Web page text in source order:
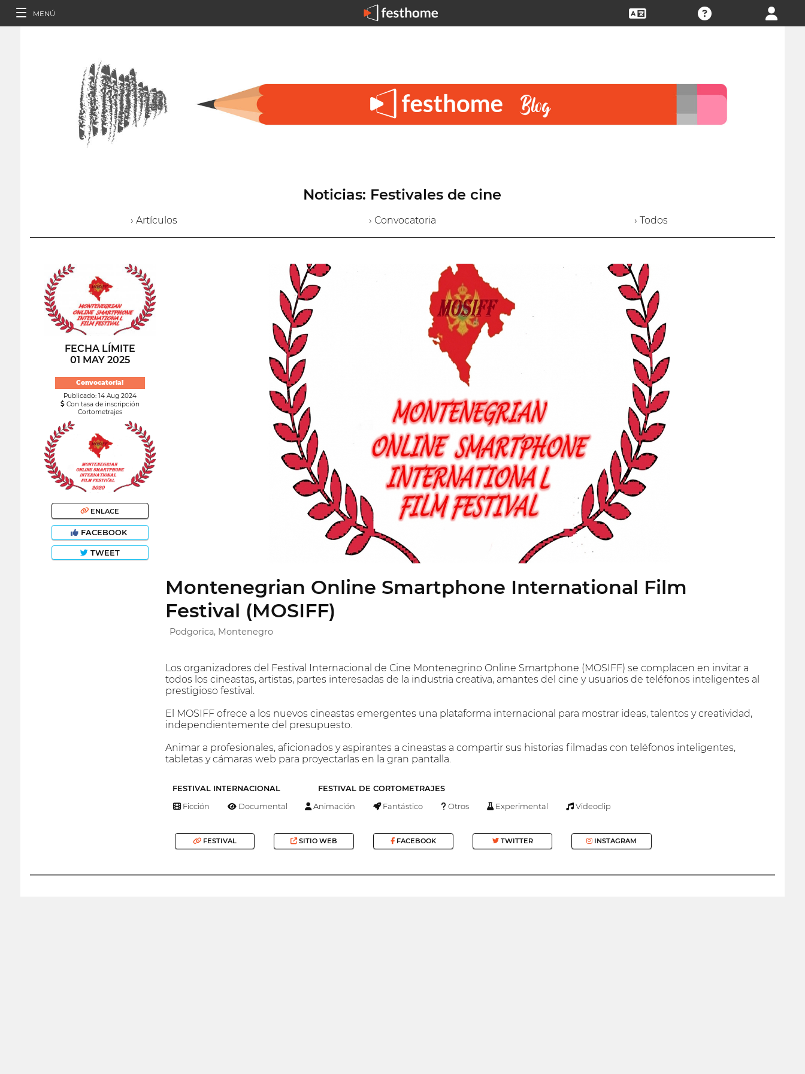
MENÚ
Noticias: Festivales de cine
› Artículos › Convocatoria › Todos
FECHA LÍMITE
01 MAY 2025
Convocatoria!
Publicado: 14 Aug 2024
Con tasa de inscripción
Cortometrajes
ENLACE
FACEBOOK
TWEET
Montenegrian Online Smartphone International Film
Festival (MOSIFF)
Podgorica, Montenegro
Los organizadores del Festival Internacional de Cine Montenegrino Online Smartphone (MOSIFF) se complacen en invitar a
todos los cineastas, artistas, partes interesadas de la industria creativa, amantes del cine y usuarios de teléfonos inteligentes al
prestigioso festival.
El MOSIFF ofrece a los nuevos cineastas emergentes una plataforma internacional para mostrar ideas, talentos y creatividad,
independientemente del presupuesto.
Animar a profesionales, aficionados y aspirantes a cineastas a compartir sus historias filmadas con teléfonos inteligentes,
tabletas y cámaras web para proyectarlas en la gran pantalla.
FESTIVAL INTERNACIONAL FESTIVAL DE CORTOMETRAJES
Ficción Documental Animación Fantástico Otros Experimental Videoclip
FESTIVAL SITIO WEB FACEBOOK TWITTER INSTAGRAM